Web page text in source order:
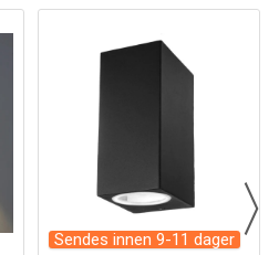
Sendes innen 9-11 dager